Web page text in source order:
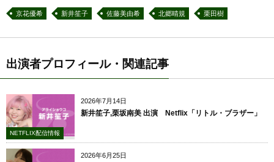
京花優希 新井笙子 佐藤美由希 北郷晴規 栗田樹
出演者プロフィール・関連記事
2026年7月14日
NETFLIX配信情報
新井笙子,栗坂南美 出演 Netflix「リトル・ブラザー」
2026年6月25日